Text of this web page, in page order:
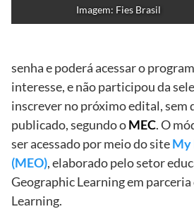
Imagem: Fies Brasil
senha e poderá acessar o
interesse, e não participou da
inscrever no próximo edital, sem
publicado, segundo oMEC. O
ser acessado por meio do siteMy
(MEO), elaborado pelo setor
Geographic Learning em parceria
Learning.